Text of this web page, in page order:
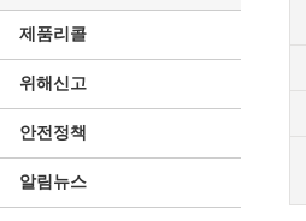
제품리콜
위해신고
안전정책
알림뉴스